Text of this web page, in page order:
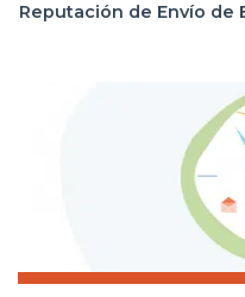
Reputación de Envío de